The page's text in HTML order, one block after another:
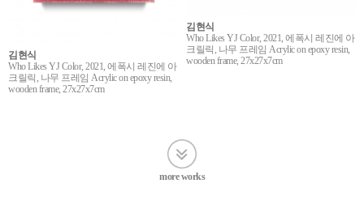
김현식
Who Likes YJ Color, 2021, 에폭시 레진에 아
크릴릭, 나무 프레임 Acrylic on epoxy resin,
wooden frame, 27x27x7cm
김현식
Who Likes YJ Color, 2021, 에폭시 레진에 아
크릴릭, 나무 프레임 Acrylic on epoxy resin,
wooden frame, 27x27x7cm
more works